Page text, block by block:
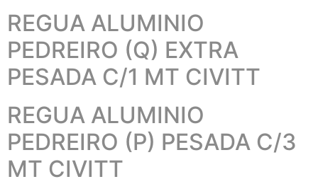
REGUA ALUMINIO
PEDREIRO (Q) EXTRA
PESADA C/1 MT CIVITT
REGUA ALUMINIO
PEDREIRO (P) PESADA C/3
MT CIVITT